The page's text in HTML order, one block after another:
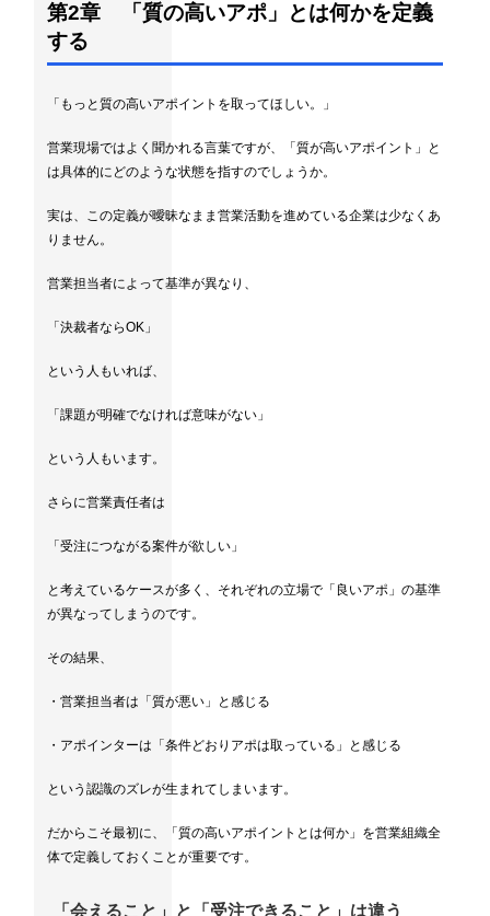
第2章 「質の高いアポ」とは何かを定義
する
「もっと質の高いアポイントを取ってほしい。」
営業現場ではよく聞かれる言葉ですが、「質が高いアポイント」と
は具体的にどのような状態を指すのでしょうか。
実は、この定義が曖昧なまま営業活動を進めている企業は少なくあ
りません。
営業担当者によって基準が異なり、
「決裁者ならOK」
という人もいれば、
「課題が明確でなければ意味がない」
という人もいます。
さらに営業責任者は
「受注につながる案件が欲しい」
と考えているケースが多く、それぞれの立場で「良いアポ」の基準
が異なってしまうのです。
その結果、
・営業担当者は「質が悪い」と感じる
・アポインターは「条件どおりアポは取っている」と感じる
という認識のズレが生まれてしまいます。
だからこそ最初に、「質の高いアポイントとは何か」を営業組織全
体で定義しておくことが重要です。
「会えること」と「受注できること」は違う